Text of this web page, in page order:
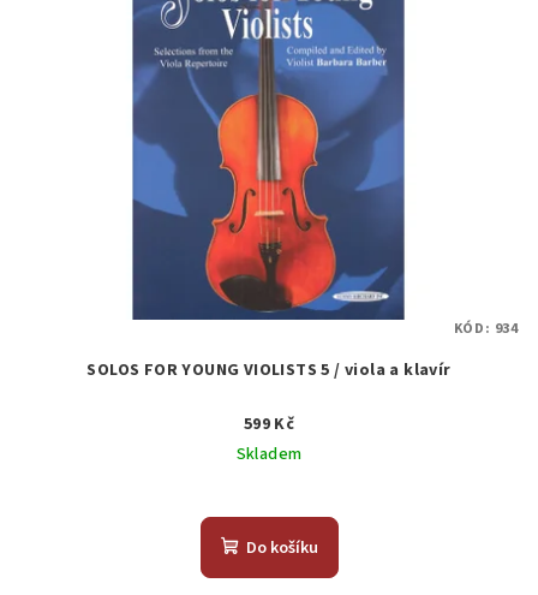
SOLOS FOR YOUNG VIOLISTS 5 / viola a klavír
599 Kč
Skladem
hodnocení
produktu
Do košíku
KÓD: 934